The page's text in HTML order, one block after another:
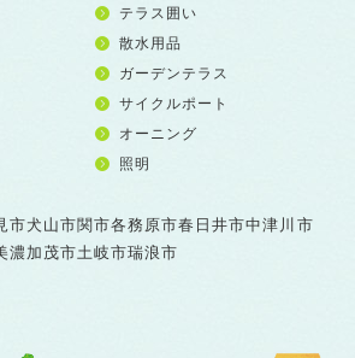
テラス囲い
散水用品
ガーデンテラス
サイクルポート
オーニング
照明
市犬山市関市各務原市春日井市中津川市
濃加茂市土岐市瑞浪市